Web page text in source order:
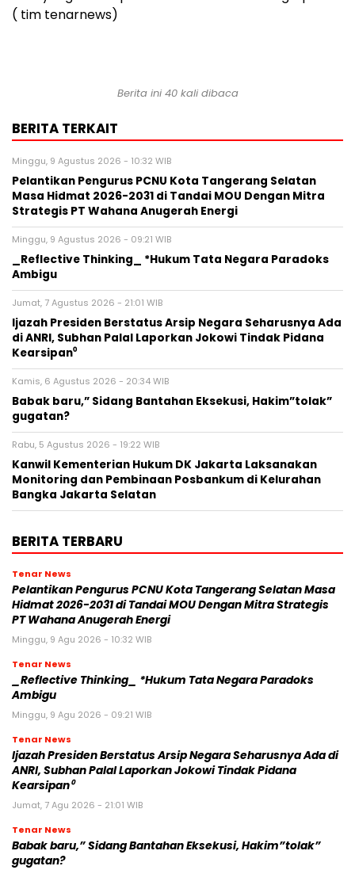
( tim tenarnews)
Berita ini 40 kali dibaca
BERITA TERKAIT
Minggu, 9 Agustus 2026 - 10:32 WIB
Pelantikan Pengurus PCNU Kota Tangerang Selatan
Masa Hidmat 2026-2031 di Tandai MOU Dengan Mitra
Strategis PT Wahana Anugerah Energi
Minggu, 9 Agustus 2026 - 09:21 WIB
_Reflective Thinking_ *Hukum Tata Negara Paradoks
Ambigu
Jumat, 7 Agustus 2026 - 21:01 WIB
Ijazah Presiden Berstatus Arsip Negara Seharusnya Ada
di ANRI, Subhan Palal Laporkan Jokowi Tindak Pidana
Kearsipan⁰
Kamis, 6 Agustus 2026 - 20:34 WIB
Babak baru,” Sidang Bantahan Eksekusi, Hakim”tolak”
gugatan?
Rabu, 5 Agustus 2026 - 19:22 WIB
Kanwil Kementerian Hukum DK Jakarta Laksanakan
Monitoring dan Pembinaan Posbankum di Kelurahan
Bangka Jakarta Selatan
BERITA TERBARU
Tenar News
Pelantikan Pengurus PCNU Kota Tangerang Selatan Masa
Hidmat 2026-2031 di Tandai MOU Dengan Mitra Strategis
PT Wahana Anugerah Energi
Minggu, 9 Agu 2026 - 10:32 WIB
Tenar News
_Reflective Thinking_ *Hukum Tata Negara Paradoks
Ambigu
Minggu, 9 Agu 2026 - 09:21 WIB
Tenar News
Ijazah Presiden Berstatus Arsip Negara Seharusnya Ada di
ANRI, Subhan Palal Laporkan Jokowi Tindak Pidana
Kearsipan⁰
Jumat, 7 Agu 2026 - 21:01 WIB
Tenar News
Babak baru,” Sidang Bantahan Eksekusi, Hakim”tolak”
gugatan?